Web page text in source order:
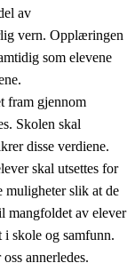
av
vern. Opplæringen
som elevene
fram gjennom
Skolen skal
disse verdiene.
skal utsettes for
muligheter slik at de
mangfoldet av elever
skole og samfunn.
annerledes.